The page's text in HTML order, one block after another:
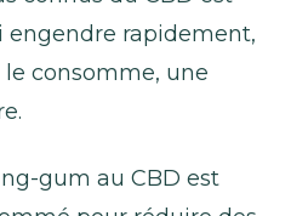
engendre rapidement,
consomme, une
gum au CBD est